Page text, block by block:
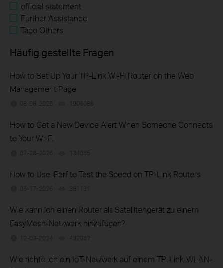
official statement
Further Assistance
Tapo Others
Häufig gestellte Fragen
How to Set Up Your TP-Link Wi-Fi Router on the Web
Management Page
08-06-2026 1906086
How to Get a New Device Alert When Someone Connects
to Your Wi-Fi
07-28-2026 134065
How to Use iPerf to Test the Speed on TP-Link Routers
06-17-2026 381131
Wie kann ich einen Router als Satellitengerät zu einem
EasyMesh-Netzwerk hinzufügen?
12-03-2024 432067
Wie richte ich ein IoT-Netzwerk auf einem TP-Link-WLAN-